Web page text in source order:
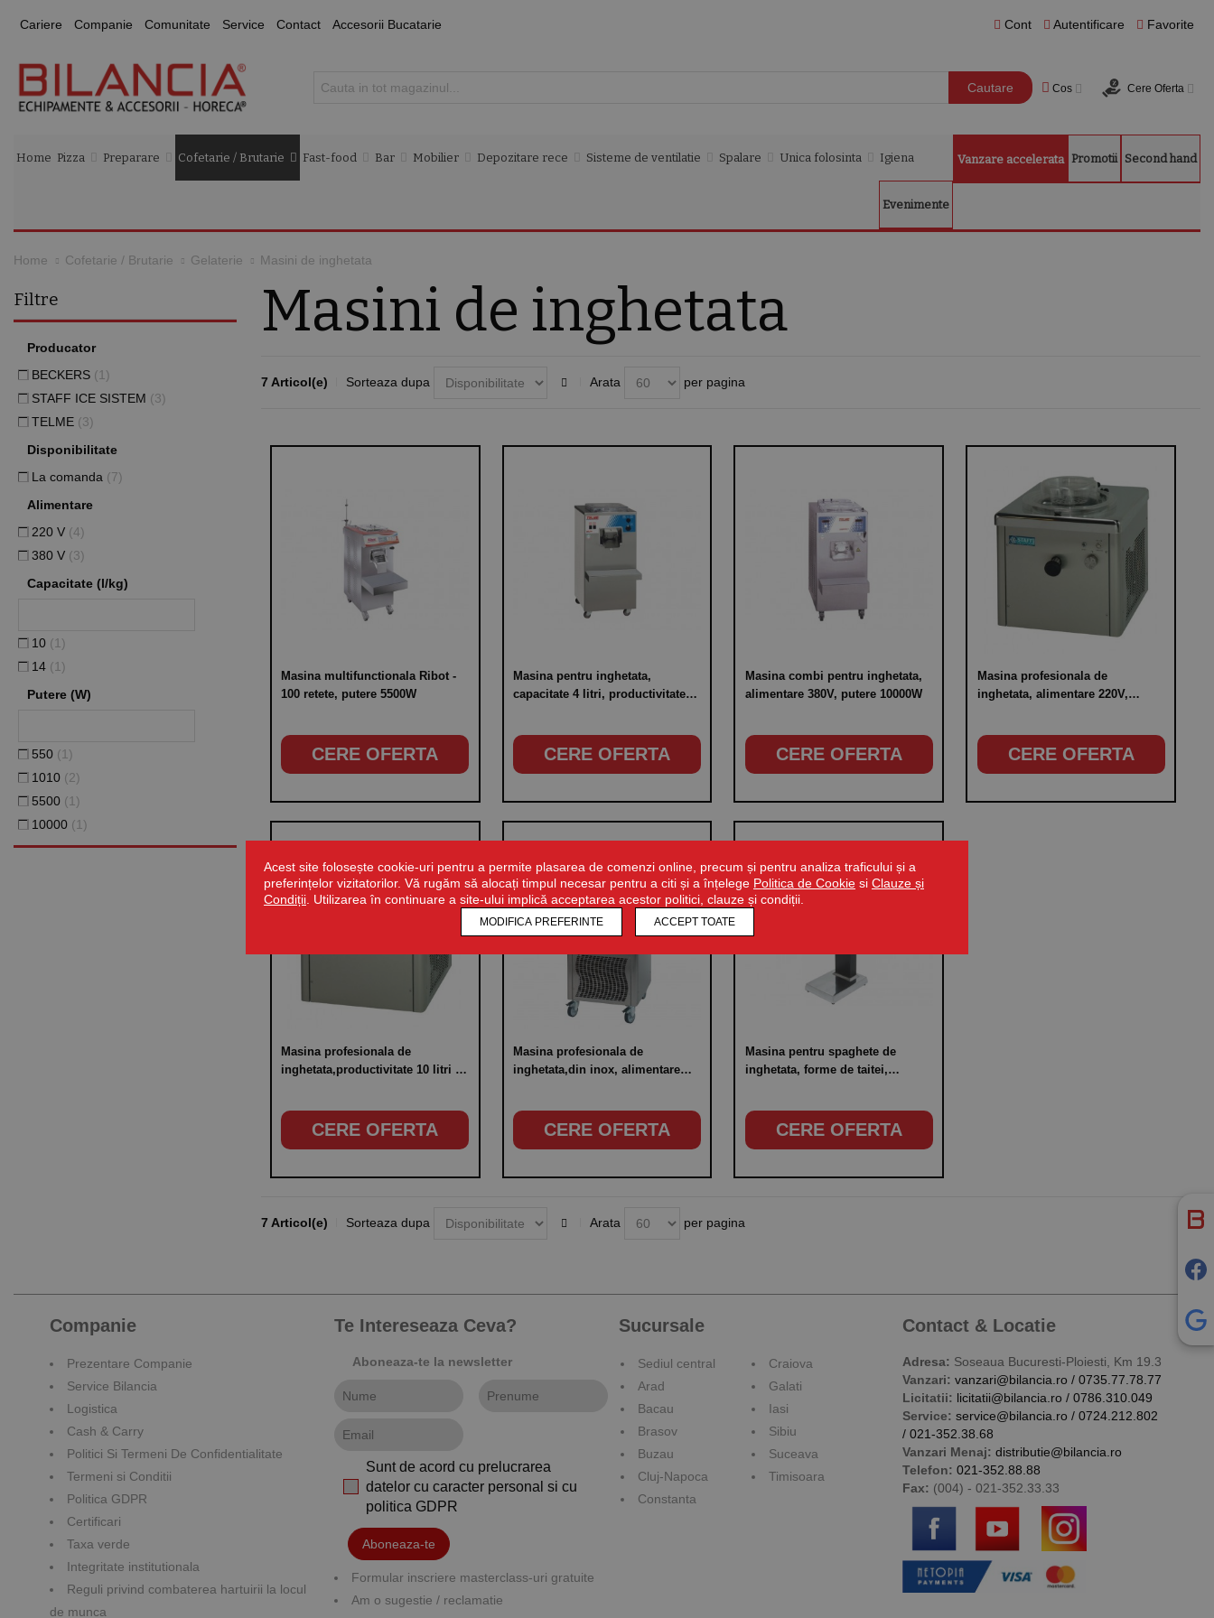
Acest site folosește cookie-uri pentru a permite plasarea de comenzi online, precum și pentru analiza traficului și a
preferințelor vizitatorilor. Vă rugăm să alocați timpul necesar pentru a citi și a înțelege Politica de Cookie si Clauze și
Condiții . Utilizarea în continuare a site-ului implică acceptarea acestor politici, clauze și condiții.
MODIFICA PREFERINTE ACCEPT TOATE
Cariere Companie Comunitate Service Contact Accesorii Bucatarie Cont Autentificare Favorite
Cautare Cere Oferta
Cos
Home Pizza Preparare Cofetarie / Brutarie Fast-food Bar Mobilier Depozitare rece Sisteme de ventilatie Spalare Unica folosinta Igiena Second hand
Promotii
Vanzare accelerata
Evenimente
Home Cofetarie / Brutarie Gelaterie Masini de inghetata
Masini de inghetata
7 Articol(e) Sorteaza dupa Arata per pagina
Masina multifunctionala Ribot -
100 retete, putere 5500W
CERE OFERTA
Masina pentru inghetata,
capacitate 4 litri, productivitate
CERE OFERTA
Masina combi pentru inghetata,
alimentare 380V, putere 10000W
CERE OFERTA
Masina profesionala de
inghetata, alimentare 220V,
CERE OFERTA
Masina profesionala de
inghetata,productivitate 10 litri de
CERE OFERTA
Masina profesionala de
inghetata,din inox, alimentare
CERE OFERTA
Masina pentru spaghete de
inghetata, forme de taitei,
CERE OFERTA
7 Articol(e) Sorteaza dupa Arata per pagina
Filtre
Producator
BECKERS (1)
STAFF ICE SISTEM (3)
TELME (3)
Disponibilitate
La comanda (7)
Alimentare
220 V (4)
380 V (3)
Capacitate (l/kg)
10 (1)
14 (1)
Putere (W)
550 (1)
1010 (2)
5500 (1)
10000 (1)
Companie
Prezentare Companie
Service Bilancia
Logistica
Cash & Carry
Politici Si Termeni De Confidentialitate
Termeni si Conditii
Politica GDPR
Certificari
Taxa verde
Integritate institutionala
Reguli privind combaterea hartuirii la locul
de munca
Te Intereseaza Ceva?
Aboneaza-te la newsletter
Sunt de acord cu prelucrarea
datelor cu caracter personal si cu
politica GDPR
Aboneaza-te
Formular inscriere masterclass-uri gratuite
Am o sugestie / reclamatie
Sucursale
Sediul central
Arad
Bacau
Brasov
Buzau
Cluj-Napoca
Constanta
Craiova
Galati
Iasi
Sibiu
Suceava
Timisoara
Contact & Locatie
Adresa: Soseaua Bucuresti-Ploiesti, Km 19.3
Vanzari:vanzari@bilancia.ro / 0735.77.78.77
Licitatii: licitatii@bilancia.ro /0786.310.049
Service:service@bilancia.ro /0724.212.802
/021-352.38.68
Vanzari Menaj: distributie@bilancia.ro
Telefon:021-352.88.88
Fax: (004) - 021-352.33.33